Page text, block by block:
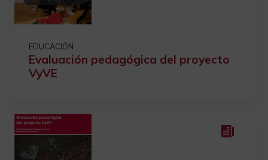
EDUCACIÓN
Evaluación pedagógica del proyecto
VyVE